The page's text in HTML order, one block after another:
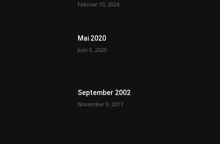
Februar 10, 2024
Mai 2020
Juni 6, 2020
September 2002
November 9, 2017